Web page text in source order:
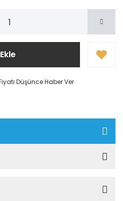
Düşünce Haber Ver